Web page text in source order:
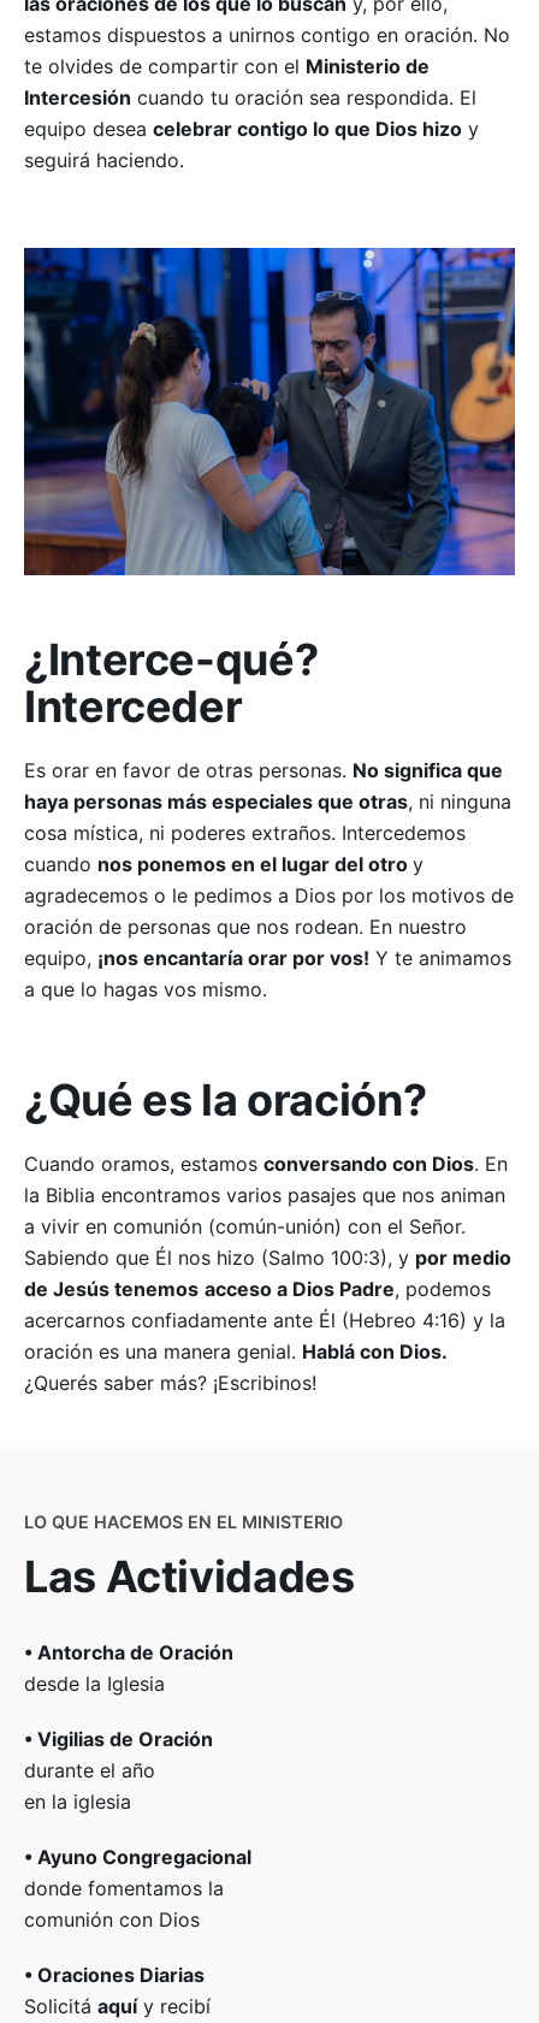
Seguinos
estamos dispuestos a unirnos contigo en oración. No
te olvides de compartir con el Ministerio de
Intercesión cuando tu oración sea respondida. El
equipo desea celebrar contigo lo que Dios hizo y
seguirá haciendo.
¿Interce-qué?
Interceder
Es orar en favor de otras personas. No significa que
haya personas más especiales que otras, ni ninguna
cosa mística, ni poderes extraños. Intercedemos
cuando nos ponemos en el lugar del otro y
agradecemos o le pedimos a Dios por los motivos de
oración de personas que nos rodean. En nuestro
equipo, ¡nos encantaría orar por vos! Y te animamos
a que lo hagas vos mismo.
¿Qué es la oración?
Cuando oramos, estamos conversando con Dios. En
la Biblia encontramos varios pasajes que nos animan
a vivir en comunión (común-unión) con el Señor.
Sabiendo que Él nos hizo (Salmo 100:3), y por medio
de Jesús tenemos acceso a Dios Padre, podemos
acercarnos confiadamente ante Él (Hebreo 4:16) y la
oración es una manera genial. Hablá con Dios.
¿Querés saber más? ¡Escribinos!
LO QUE HACEMOS EN EL MINISTERIO
Las Actividades
• Antorcha de Oración
desde la Iglesia
• Vigilias de Oración
durante el año
en la iglesia
• Ayuno Congregacional
donde fomentamos la
comunión con Dios
• Oraciones Diarias
Solicitá aquíy recibí